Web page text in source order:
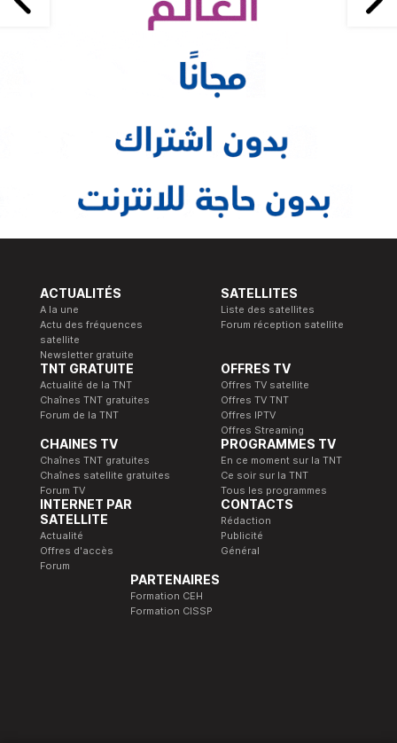
ACTUALITÉS
A la une
Actu des fréquences
satellite
Newsletter gratuite
SATELLITES
Liste des satellites
Forum réception satellite
TNT GRATUITE
Actualité de la TNT
Chaînes TNT gratuites
Forum de la TNT
OFFRES TV
Offres TV satellite
Offres TV TNT
Offres IPTV
Offres Streaming
CHAINES TV
Chaînes TNT gratuites
Chaînes satellite gratuites
Forum TV
PROGRAMMES TV
En ce moment sur la TNT
Ce soir sur la TNT
Tous les programmes
INTERNET PAR
SATELLITE
Actualité
Offres d'accès
Forum
CONTACTS
Rédaction
Publicité
Général
PARTENAIRES
Formation CEH
Formation CISSP